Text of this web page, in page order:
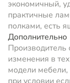
экономичный,
практичные
полками, есть
Дополнительно
Производитель
изменения в
модели